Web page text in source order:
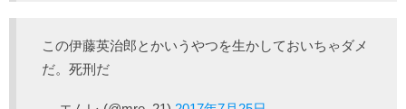
この伊藤英治郎とかいうやつを生かしておいちゃダメ
だ。死刑だ